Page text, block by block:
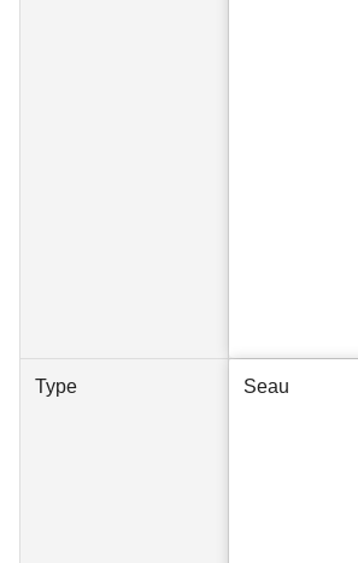
Type Seau